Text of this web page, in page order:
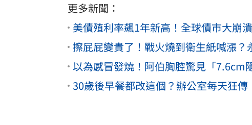
更多新聞：
美債殖利率飆1年新高！全球債市大
擦屁屁變貴了！戰火燒到衛生紙喊漲？
以為感冒發燒！阿伯胸腔驚見「7.6cm
30歲後早餐都改這個？辦公室每天狂